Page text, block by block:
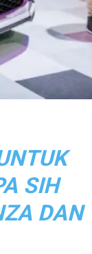
SIH
DAN